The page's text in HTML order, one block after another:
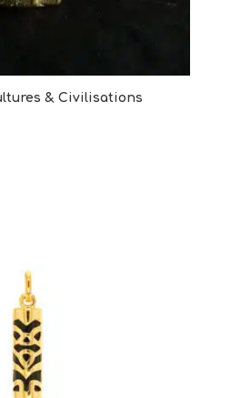
& Civilisations